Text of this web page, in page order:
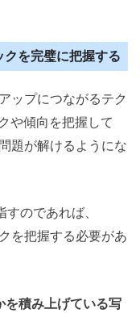
を完璧に把握する
ップにつながるテク
や傾向を把握して
題が解けるようにな
のであれば、
を把握する必要があ
を積み上げている写